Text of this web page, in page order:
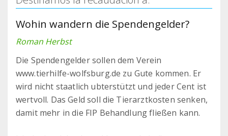
Wohin wandern die Spendengelder?
Roman Herbst
Die Spendengelder sollen dem Verein
www.tierhilfe-wolfsburg.de zu Gute kommen. Er
wird nicht staatlich ubterstützt und jeder Cent ist
wertvoll. Das Geld soll die Tierarztkosten senken,
damit mehr in die FIP Behandlung fließen kann.